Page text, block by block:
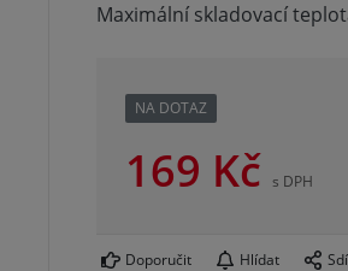
Maximální skladovací
NA DOTAZ
169 Kč s DPH
Doporučit Hlídat